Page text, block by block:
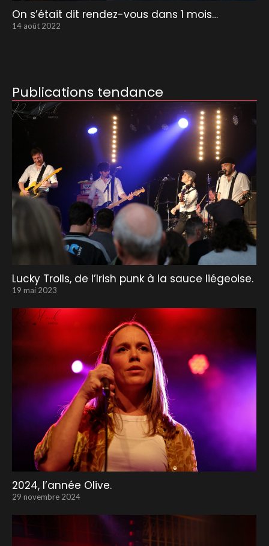
On s’était dit rendez-vous dans 1 mois…
14 août 2022
Publications tendance
Lucky Trolls, de l’Irish punk à la sauce liégeoise.
19 mai 2023
2024, l’année Olive.
29 novembre 2024